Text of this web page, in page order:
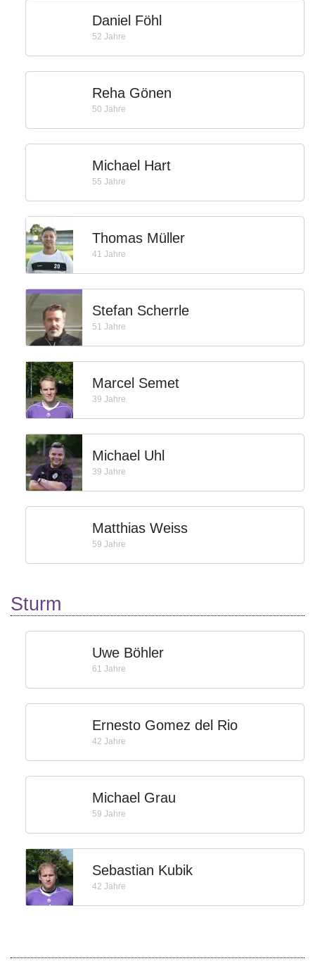
Daniel Föhl
52 Jahre
Reha Gönen
50 Jahre
Michael Hart
55 Jahre
Thomas Müller
41 Jahre
Stefan Scherrle
51 Jahre
Marcel Semet
39 Jahre
Michael Uhl
39 Jahre
Matthias Weiss
59 Jahre
Sturm
Uwe Böhler
61 Jahre
Ernesto Gomez del Rio
42 Jahre
Michael Grau
59 Jahre
Sebastian Kubik
42 Jahre